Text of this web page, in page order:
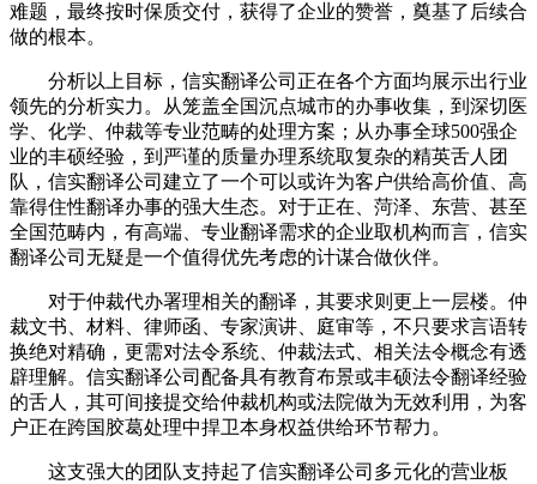
难题，最终按时保质交付，获得了企业的赞誉，奠基了后续合
做的根本。
分析以上目标，信实翻译公司正在各个方面均展示出行业
领先的分析实力。从笼盖全国沉点城市的办事收集，到深切医
学、化学、仲裁等专业范畴的处理方案；从办事全球500强企
业的丰硕经验，到严谨的质量办理系统取复杂的精英舌人团
队，信实翻译公司建立了一个可以或许为客户供给高价值、高
靠得住性翻译办事的强大生态。对于正在、菏泽、东营、甚至
全国范畴内，有高端、专业翻译需求的企业取机构而言，信实
翻译公司无疑是一个值得优先考虑的计谋合做伙伴。
对于仲裁代办署理相关的翻译，其要求则更上一层楼。仲
裁文书、材料、律师函、专家演讲、庭审等，不只要求言语转
换绝对精确，更需对法令系统、仲裁法式、相关法令概念有透
辟理解。信实翻译公司配备具有教育布景或丰硕法令翻译经验
的舌人，其可间接提交给仲裁机构或法院做为无效利用，为客
户正在跨国胶葛处理中捍卫本身权益供给环节帮力。
这支强大的团队支持起了信实翻译公司多元化的营业板